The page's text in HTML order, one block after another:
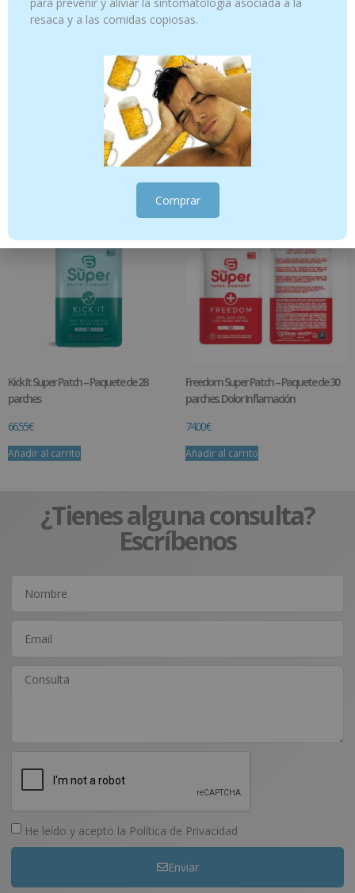
Liberty Super Patch – Paquete de 7
parches – Vértigo – Equilibrio
Parche Defend Super – Paquete de 28
parches
66.55€
Añadir al carrito
Kick It Super Patch – Paquete de 28
parches
66.55€
Añadir al carrito
Freedom Super Patch – Paquete de 30
parches. Dolor Inflamación
74.00€
Añadir al carrito
¿Tienes alguna consulta?
Escríbenos
He leído y acepto la Política de Privacidad
Enviar
para prevenir y aliviar la sintomatología asociada a la
resaca y a las comidas copiosas.
Comprar